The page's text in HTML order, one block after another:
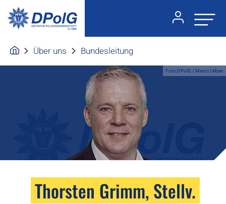
Über uns Bundesleitung
Foto:DPolG / Marco Urban
Thorsten Grimm, Stellv.